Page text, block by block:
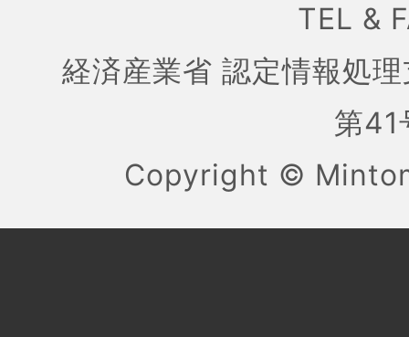
TEL &
経済産業省 認定情報処
第
Copyright ©